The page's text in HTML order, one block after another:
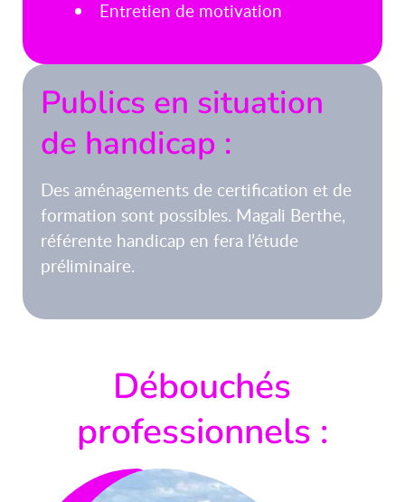
Entretien de motivation
Publics en situation
de handicap :
Des aménagements de certification et de
formation sont possibles. Magali Berthe,
référente handicap en fera l’étude
préliminaire.
Débouchés
professionnels :